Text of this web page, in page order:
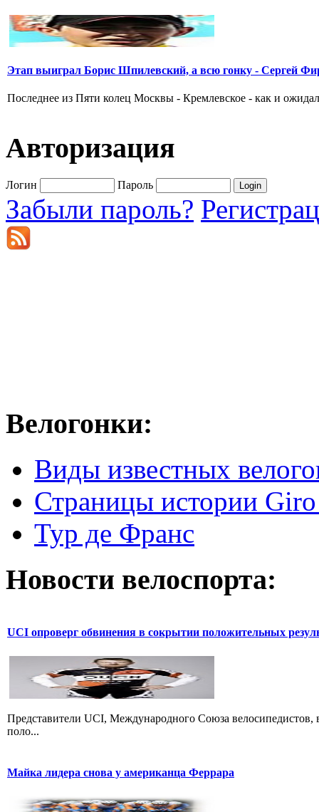
Этап выиграл Борис Шпилевский, а всю гонку - Сергей
Последнее из Пяти колец Москвы - Кремлевское - как и
Авторизация
Логин Пароль
Забыли пароль?
Велогонки:
Виды известных
Страницы истории
Тур де Франс
Новости велоспорта:
UCI опроверг обвинения в сокрытии положительных
Представители UCI, Международного Союза
поло...
Майка лидера снова у американца Феррара